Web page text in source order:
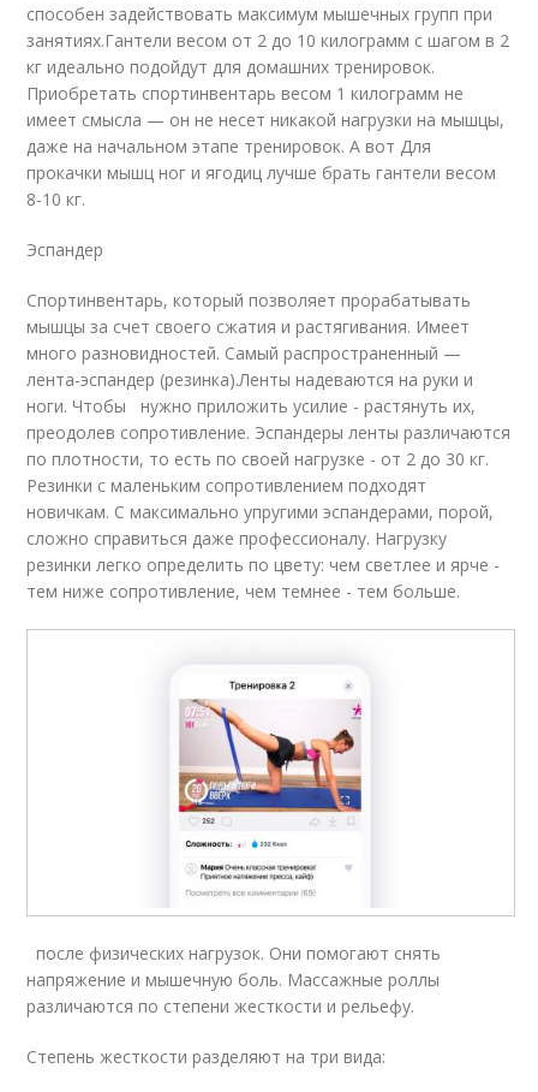
способен задействовать максимум мышечных групп при
занятиях.Гантели весом от 2 до 10 килограмм с шагом в 2
кг идеально подойдут для домашних тренировок.
Приобретать спортинвентарь весом 1 килограмм не
имеет смысла — он не несет никакой нагрузки на мышцы,
даже на начальном этапе тренировок. А вот Для
прокачки мышц ног и ягодиц лучше брать гантели весом
8-10 кг.
Эспандер
Спортинвентарь, который позволяет прорабатывать
мышцы за счет своего сжатия и растягивания. Имеет
много разновидностей. Самый распространенный —
лента-эспандер (резинка).Ленты надеваются на руки и
ноги. Чтобы нужно приложить усилие - растянуть их,
преодолев сопротивление. Эспандеры ленты различаются
по плотности, то есть по своей нагрузке - от 2 до 30 кг.
Резинки с маленьким сопротивлением подходят
новичкам. С максимально упругими эспандерами, порой,
сложно справиться даже профессионалу. Нагрузку
резинки легко определить по цвету: чем светлее и ярче -
тем ниже сопротивление, чем темнее - тем больше.
после физических нагрузок. Они помогают снять
напряжение и мышечную боль. Массажные роллы
различаются по степени жесткости и рельефу.
Степень жесткости разделяют на три вида: